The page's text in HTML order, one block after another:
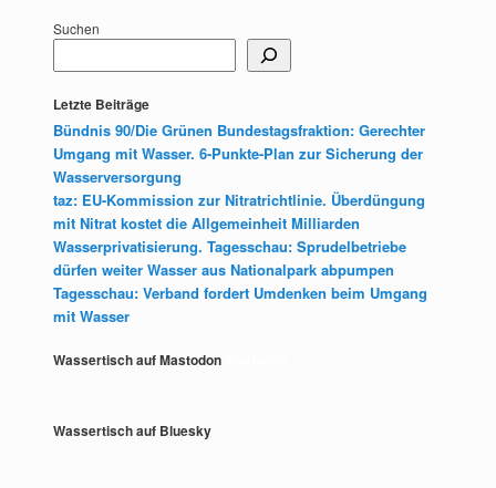
Suchen
Letzte Beiträge
Bündnis 90/Die Grünen Bundestagsfraktion: Gerechter
Umgang mit Wasser. 6-Punkte-Plan zur Sicherung der
Wasserversorgung
taz: EU-Kommission zur Nitratrichtlinie. Überdüngung
mit Nitrat kostet die Allgemeinheit Milliarden
Wasserprivatisierung. Tagesschau: Sprudelbetriebe
dürfen weiter Wasser aus Nationalpark abpumpen
Tagesschau: Verband fordert Umdenken beim Umgang
mit Wasser
Wassertisch auf Mastodon
Wassertisch auf Bluesky